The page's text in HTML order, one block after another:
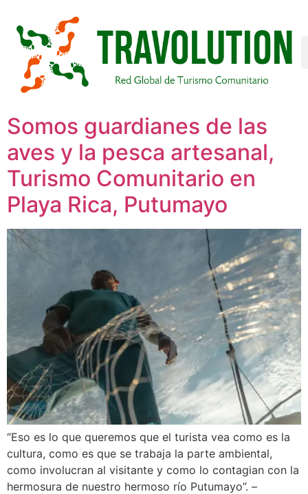
Somos guardianes de las
aves y la pesca artesanal,
Turismo Comunitario en
Playa Rica, Putumayo
“Eso es lo que queremos que el turista vea como es la
cultura, como es que se trabaja la parte ambiental,
como involucran al visitante y como lo contagian con la
hermosura de nuestro hermoso río Putumayo”. –